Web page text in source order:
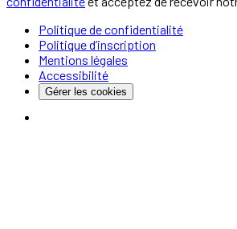
Politique de confidentialité
Politique d’inscription
Mentions légales
Accessibilité
Gérer les cookies